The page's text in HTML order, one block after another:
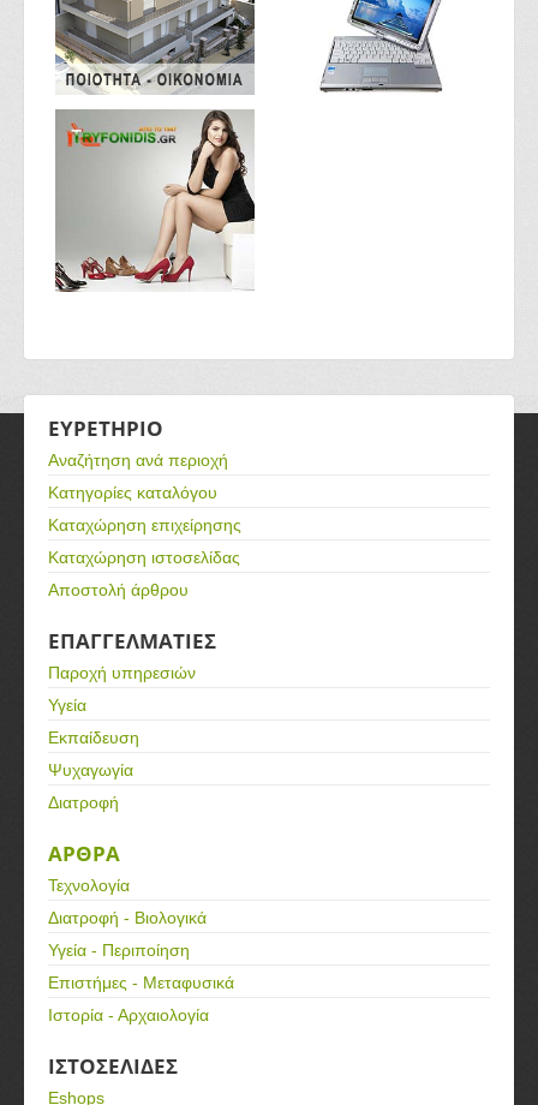
ΕΥΡΕΤΗΡΙΟ
Αναζήτηση ανά περιοχή
Κατηγορίες καταλόγου
Καταχώρηση επιχείρησης
Καταχώρηση ιστοσελίδας
Αποστολή άρθρου
ΕΠΑΓΓΕΛΜΑΤΙΕΣ
Παροχή υπηρεσιών
Υγεία
Εκπαίδευση
Ψυχαγωγία
Διατροφή
ΑΡΘΡΑ
Τεχνολογία
Διατροφή - Βιολογικά
Υγεία - Περιποίηση
Επιστήμες - Μεταφυσικά
Ιστορία - Αρχαιολογία
ΙΣΤΟΣΕΛΙΔΕΣ
Eshops